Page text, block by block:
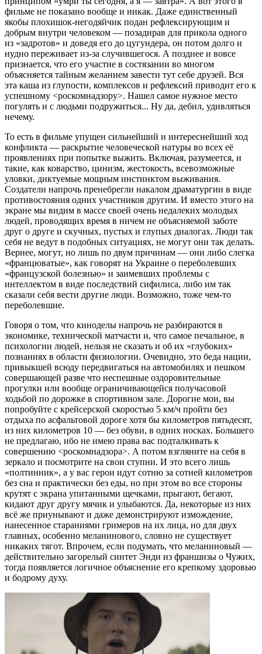
фильме не показано вообще и никак. Даже единственный
якобы плохишок-негодяйчик подан рефлексирующим и
добрым внутри человеком — позадирав для прикола одного
из «задротов» и доведя его до цугундера, он потом долго и
нудно переживает из-за случившегося. А позднее и вовсе
признается, что его участие в состязании во многом
объясняется тайным желанием завести тут себе друзей. Вся
эта каша из глупости, комплексов и рефлексий приводит его к
успешному <роскомнадзору>. Нашел самое нужное место
погулять и с людьми подружиться... Ну да, дебил, удивляться
нечему.
То есть в фильме упущен сильнейший и интереснейший ход
конфликта — раскрытие человеческой натуры во всех её
проявлениях при попытке выжить. Включая, разумеется, и
такие, как коварство, цинизм, жестокость, всевозможные
уловки, диктуемые мощным инстинктом выживания.
Создатели напрочь пренебрегли накалом драматургии в виде
противостояния одних участников другим. И вместо этого на
экране мы видим в массе своей очень недалеких молодых
людей, проводящих время в ничем не объясняемой заботе
друг о друге и скучных, пустых и глупых диалогах. Люди так
себя не ведут в подобных ситуациях, не могут они так делать.
Вернее, могут, но лишь по двум причинам — они либо слегка
«францюватые», как говорят на Украине о переболевших
«французской болезнью» и заимевших проблемы с
интеллектом в виде последствий сифилиса, либо им так
сказали себя вести другие люди. Возможно, тоже чем-то
переболевшие.
Говоря о том, что киноделы напрочь не разбираются в
экономике, технической матчасти и, что самое печальное, в
психологии людей, нельзя не сказать и об их «глубоких»
познаниях в области физиологии. Очевидно, это беда нации,
привыкшей всюду передвигаться на автомобилях и пешком
совершающей разве что неспешные оздоровительные
прогулки или вообще ограничивающейся получасовой
ходьбой по дорожке в спортивном зале. Дорогие мои, вы
попробуйте с крейсерской скоростью 5 км/ч пройти без
отдыха по асфальтовой дороге хотя бы километров пятьдесят,
из них километров 10 — без обуви, в одних носках. Большего
не предлагаю, ибо не имею права вас подталкивать к
совершению <роскомнадзора>. А потом взгляните на себя в
зеркало и посмотрите на свои ступни. И это всего лишь
«полтинник», а у вас герои идут сотню за сотней километров
без сна и практически без еды, но при этом во все стороны
крутят с экрана упитанными щечками, прыгают, бегают,
кидают друг другу мячик и улыбаются. Да, некоторые из них
всё же приунывают и даже демонстрируют измождение,
нанесенное стараниями гримеров на их лица, но для двух
главных, особенно меланинового, словно не существует
никаких тягот. Впрочем, если подумать, что меланиновый —
действительно загорелый синтет Энди из франшизы о Чужих,
тогда появляется логичное объяснение его крепкому здоровью
и бодрому духу.